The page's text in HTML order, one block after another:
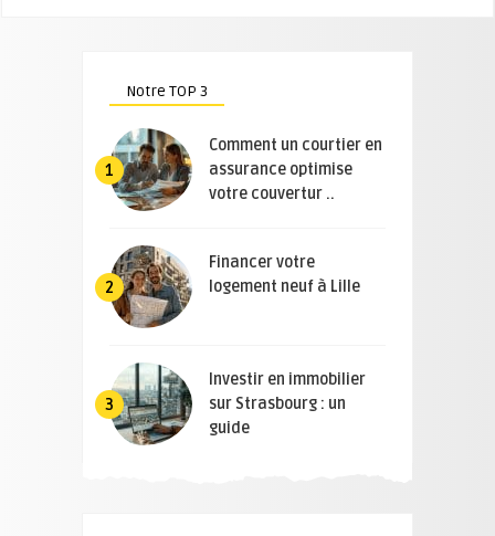
Notre TOP 3
1
Comment un courtier en
assurance optimise
votre couvertur ..
2
Financer votre
logement neuf à Lille
3
Investir en immobilier
sur Strasbourg : un
guide